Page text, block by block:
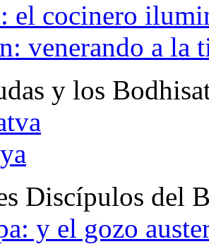
el cocinero
venerando a la
y los
Discípulos del
y el gozo